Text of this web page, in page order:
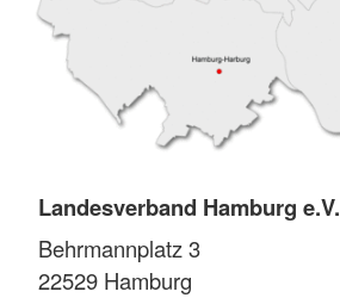
Landesverband Hamburg e.V.
Behrmannplatz 3
22529 Hamburg